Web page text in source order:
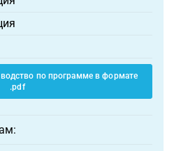
по программе в формате
.pdf